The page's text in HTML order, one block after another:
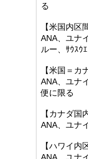
る
【米国内区
ANA、ユナ
ルー、ｻｳｽｳ
【米国＝カ
ANA、ユナ
便に限る
【カナダ国
ANA、ユナ
【ハワイ内